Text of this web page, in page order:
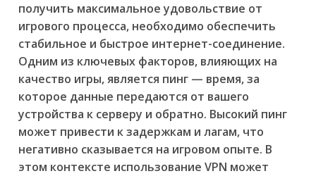
получить максимальное удовольствие от
игрового процесса, необходимо обеспечить
стабильное и быстрое интернет-соединение.
Одним из ключевых факторов, влияющих на
качество игры, является пинг — время, за
которое данные передаются от вашего
устройства к серверу и обратно. Высокий пинг
может привести к задержкам и лагам, что
негативно сказывается на игровом опыте. В
этом контексте использование VPN может